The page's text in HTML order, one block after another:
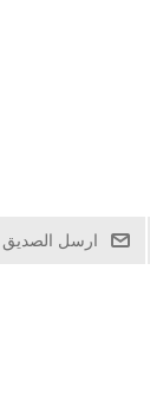
ارسل الصديق